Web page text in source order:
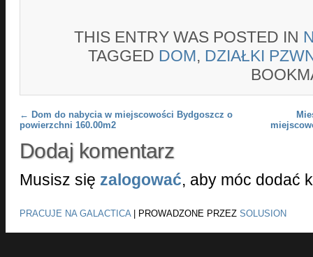
THIS ENTRY WAS POSTED IN
TAGGED DOM, DZIAŁKI
Post navigation
← Dom do nabycia w miejscowości Bydgoszcz o
powierzchni 160.00m2
Dodaj komentarz
Musisz się zalogować, aby móc dodać
PRACUJE NA GALACTICA| PROWADZONE PRZEZ SOLUSION